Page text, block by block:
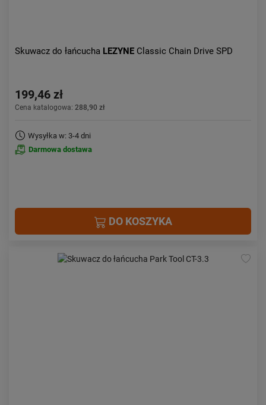
Skuwacz do łańcucha LEZYNE Classic Chain Drive SPD
199,46 zł
Cena katalogowa: 288,90 zł
Wysyłka w: 3-4 dni
Darmowa dostawa
DO KOSZYKA